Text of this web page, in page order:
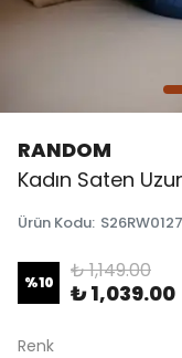
RANDOM
Kadın Saten
Ürün Kodu:
%10 ₺ 1,149.00
₺ 1,039.00
Renk